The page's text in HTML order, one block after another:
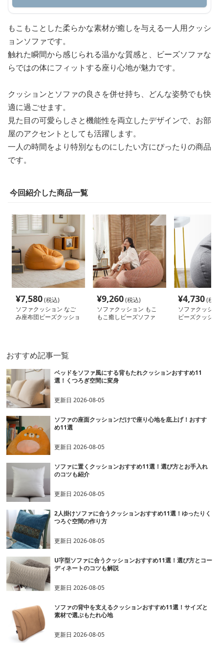
もこもことした柔らかな素材が癒しを与える一人用クッシ
ョンソファです。
触れた瞬間から感じられる温かな質感と、ビーズソファな
らではの体にフィットする座り心地が魅力です。
クッションとソファの良さを併せ持ち、どんな姿勢でも快
適に過ごせます。
見た目の可愛らしさと機能性を両立したデザインで、お部
屋のアクセントとしても活躍します。
一人の時間をより特別なものにしたい方にぴったりの商品
です。
今回紹介した商品一覧
¥7,580(税込)
ソファクッション なご
み座布団ビーズクッショ
¥9,260(税込)
ソファクッション もこ
もこ癒しビーズソファ
¥4,730(税
ソファクッシ
ビーズクッシ
おすすめ記事一覧
ベッドをソファ風にする背もたれクッションおすすめ11
選！くつろぎ空間に変身
更新日2026-08-05
ソファの座面クッションだけで座り心地を底上げ！おすす
め11選
更新日2026-08-05
ソファに置くクッションおすすめ11選！選び方とお手入れ
のコツも紹介
更新日2026-08-05
2人掛けソファに合うクッションおすすめ11選！ゆったりく
つろぐ空間の作り方
更新日2026-08-05
U字型ソファに合うクッションおすすめ11選！選び方とコー
ディネートのコツも解説
更新日2026-08-05
ソファの背中を支えるクッションおすすめ11選！サイズと
素材で選ぶもたれ心地
更新日2026-08-05